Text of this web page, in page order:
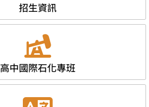
招生資訊
高中國際石化專班